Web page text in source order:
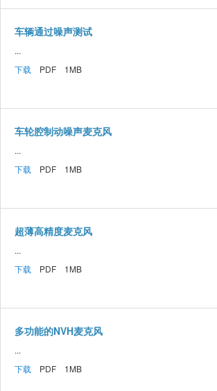
车辆通过噪声测试
...
下载 PDF 1MB
车轮腔制动噪声麦克风
...
下载 PDF 1MB
超薄高精度麦克风
...
下载 PDF 1MB
多功能的NVH麦克风
...
下载 PDF 1MB